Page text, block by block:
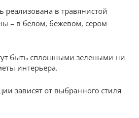
реализована в травянистой
– в белом, бежевом, сером
быть сплошными зелеными ни
интерьера.
зависят от выбранного стиля